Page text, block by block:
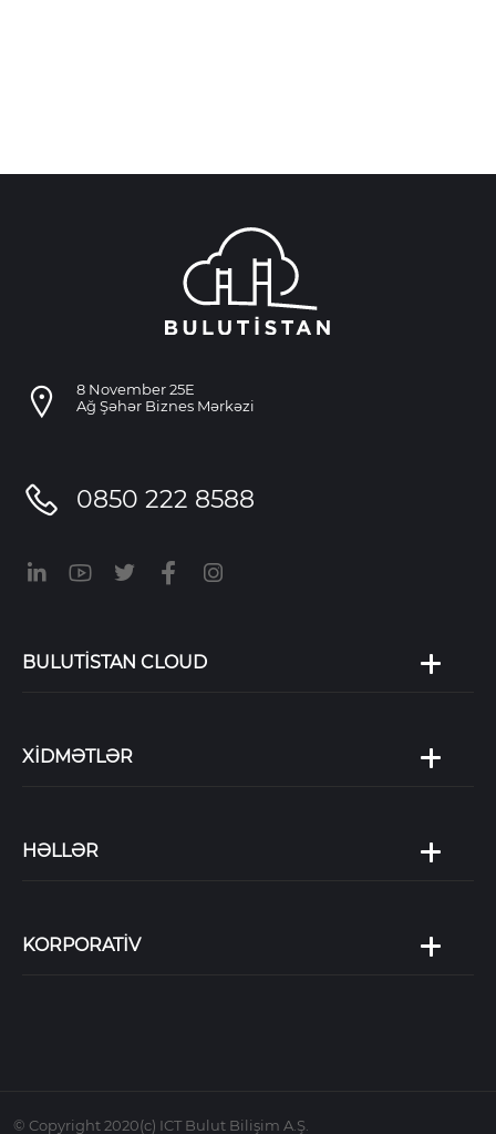
8 November 25E
Ağ Şəhər Biznes Mərkəzi
0850 222 8588
BULUTİSTAN CLOUD
XİDMƏTLƏR
HƏLLƏR
KORPORATİV
© Copyright 2020(c) ICT Bulut Bilişim A.Ş.